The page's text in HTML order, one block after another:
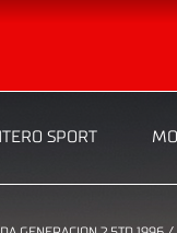
SPORT